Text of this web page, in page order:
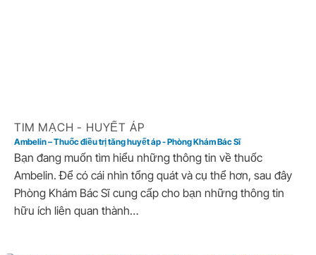
TIM MẠCH - HUYẾT ÁP
Ambelin – Thuốc điều trị tăng huyết áp - Phòng Khám Bác Sĩ
Bạn đang muốn tìm hiểu những thông tin về thuốc
Ambelin. Để có cái nhìn tổng quát và cụ thể hơn, sau đây
Phòng Khám Bác Sĩ cung cấp cho bạn những thông tin
hữu ích liên quan thành…